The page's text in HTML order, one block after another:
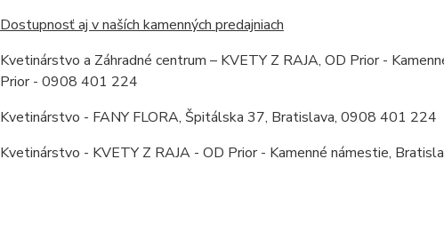
Dostupnosť aj v naších kamenných predajniach
Kvetinárstvo a Záhradné centrum – KVETY Z RAJA, OD Prior -
Prior - 0908 401 224
Kvetinárstvo - FANY FLORA, Špitálska 37, Bratislava, 0908 401 224
Kvetinárstvo - KVETY Z RAJA - OD Prior - Kamenné námestie,